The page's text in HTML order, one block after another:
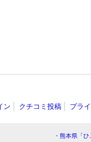
ン クチコミ投稿 プラ
・熊本県「